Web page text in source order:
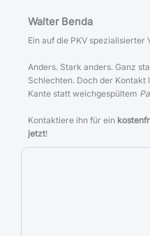
Walter Benda
Ein auf die PKV spezialisierter
Anders. Stark anders. Ganz
Schlechten. Doch der
Kante statt weichgespültem
Kontaktiere ihn für ein
jetzt!